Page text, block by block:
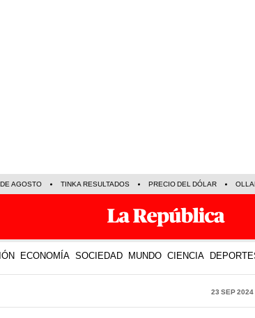
AGOSTO TINKA RESULTADOS PRECIO DEL DÓLAR
ECONOMÍA SOCIEDAD MUNDO CIENCIA
23 Sep